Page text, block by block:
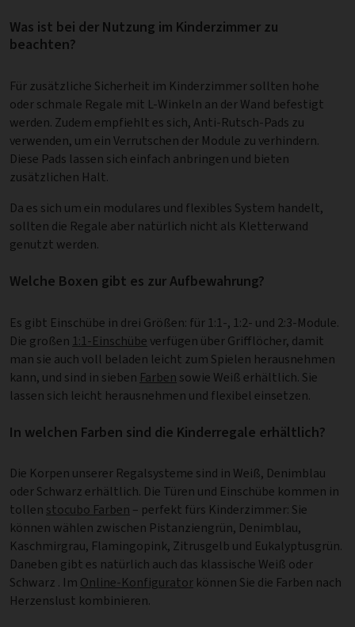
Was ist bei der Nutzung im Kinderzimmer zu
beachten?
Für zusätzliche Sicherheit im Kinderzimmer sollten hohe
oder schmale Regale mit L-Winkeln an der Wand befestigt
werden. Zudem empfiehlt es sich, Anti-Rutsch-Pads zu
verwenden, um ein Verrutschen der Module zu verhindern.
Diese Pads lassen sich einfach anbringen und bieten
zusätzlichen Halt.
Da es sich um ein modulares und flexibles System handelt,
sollten die Regale aber natürlich nicht als Kletterwand
genutzt werden.
Welche Boxen gibt es zur Aufbewahrung?
Es gibt Einschübe in drei Größen: für 1:1-, 1:2- und 2:3-Module.
Die großen 1:1-Einschübe verfügen über Grifflöcher, damit
man sie auch voll beladen leicht zum Spielen herausnehmen
kann, und sind in sieben Farben sowie Weiß erhältlich. Sie
lassen sich leicht herausnehmen und flexibel einsetzen.
In welchen Farben sind die Kinderregale erhältlich?
Die Korpen unserer Regalsysteme sind in Weiß, Denimblau
oder Schwarz erhältlich. Die Türen und Einschübe kommen in
tollen stocubo Farben – perfekt fürs Kinderzimmer: Sie
können wählen zwischen Pistanziengrün, Denimblau,
Kaschmirgrau, Flamingopink, Zitrusgelb und Eukalyptusgrün.
Daneben gibt es natürlich auch das klassische Weiß oder
Schwarz . Im Online-Konfigurator können Sie die Farben nach
Herzenslust kombinieren.